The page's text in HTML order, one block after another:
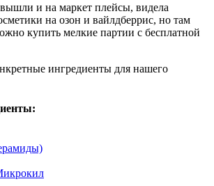
и на маркет плейсы, видела
на озон и вайлдберрис, но там
купить мелкие партии с бесплатной
ингредиенты для нашего